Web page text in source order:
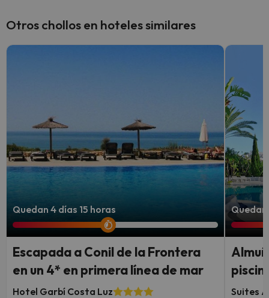
Otros chollos en hoteles similares
Quedan 4 días 15 horas
Escapada a Conil de la Frontera
en un 4* en primera línea de mar
Hotel Garbí Costa Luz
Quedan
Suites